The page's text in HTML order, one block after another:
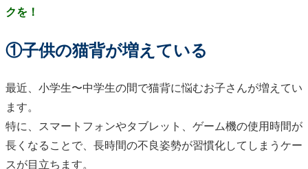
クを！
①子供の猫背が増えている
最近、小学生〜中学生の間で猫背に悩むお子さんが増えてい
ます。
特に、スマートフォンやタブレット、ゲーム機の使用時間が
長くなることで、長時間の不良姿勢が習慣化してしまうケー
スが目立ちます。